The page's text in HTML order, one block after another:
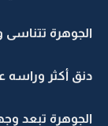
الجوهرة
دنق أكثر وراسه
الجوهرة تبعد